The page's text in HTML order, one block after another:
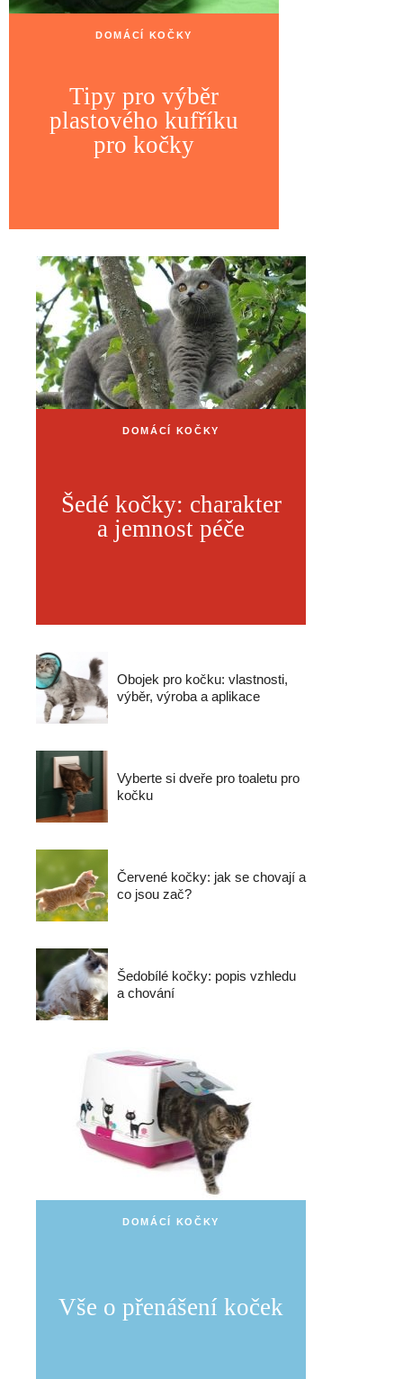
DOMÁCÍ KOČKY
Tipy pro výběr
plastového kufříku
pro kočky
DOMÁCÍ KOČKY
Šedé kočky: charakter
a jemnost péče
Obojek pro kočku: vlastnosti,
výběr, výroba a aplikace
Vyberte si dveře pro toaletu pro
kočku
Červené kočky: jak se chovají a
co jsou zač?
Šedobílé kočky: popis vzhledu
a chování
DOMÁCÍ KOČKY
Vše o přenášení koček